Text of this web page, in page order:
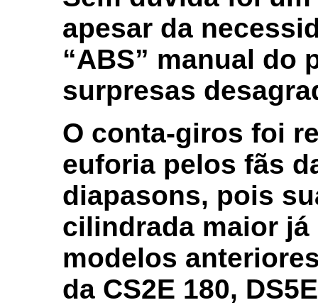
apesar da
“ABS” manual do
surpresas
O conta-giros foi
euforia pelos fãs
diapasons, pois
cilindrada maior
modelos
da CS2E 180,